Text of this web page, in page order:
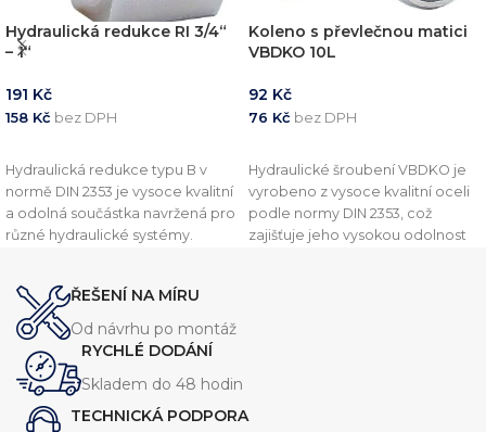
Hydraulická redukce RI 3/4“
– 1“
191 Kč
158 Kč bez DPH
Hydraulická redukce typu B v
normě DIN 2353 je vysoce kvalitní
a odolná součástka navržená pro
různé hydraulické systémy.
při vysokém tlaku. Tato redukce
je dostupná v několika
velikostech, aby vyhovovala
různým požadavkům systému.
Koleno s převlečnou matici
VBDKO 10L
92 Kč
76 Kč bez DPH
Hydraulické šroubení VBDKO je
vyrobeno z vysoce kvalitní oceli
podle normy DIN 2353, což
zajišťuje jeho vysokou odolnost
ŘEŠENÍ NA MÍRU
Od návrhu po montáž
RYCHLÉ DODÁNÍ
Skladem do 48 hodin
TECHNICKÁ PODPORA